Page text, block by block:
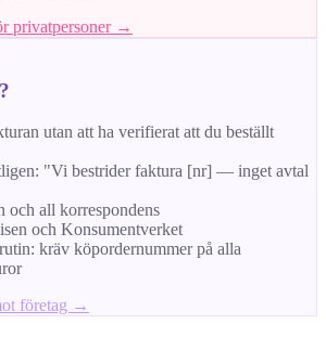
privatpersoner →
utan att ha verifierat att du beställt
"Vi bestrider faktura [nr] — inget avtal
och all korrespondens
och Konsumentverket
kräv köpordernummer på alla
företag →